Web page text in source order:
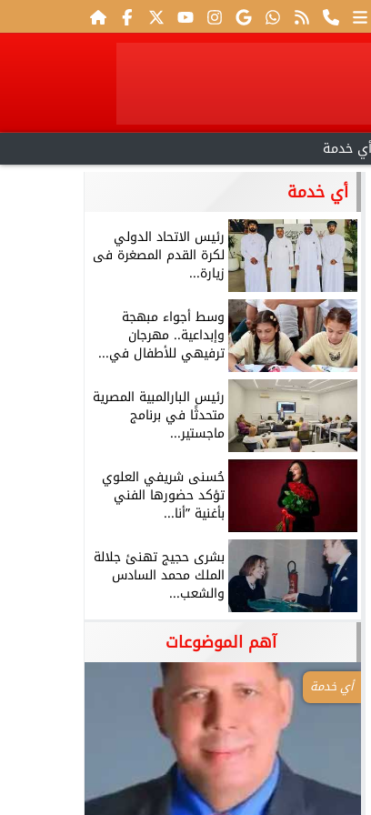
أي خدمة
أي خدمة
رئيس الاتحاد الدولي
لكرة القدم المصغرة فى
زيارة...
وسط أجواء مبهجة
وإبداعية.. مهرجان
ترفيهي للأطفال في...
رئيس البارالمبية المصرية
متحدثًا في برنامج
ماجستير...
حُسنى شريفي العلوي
تؤكد حضورها الفني
بأغنية ”أنا...
بشرى حجيج تهنئ جلالة
الملك محمد السادس
والشعب...
آهم الموضوعات
أي خدمة